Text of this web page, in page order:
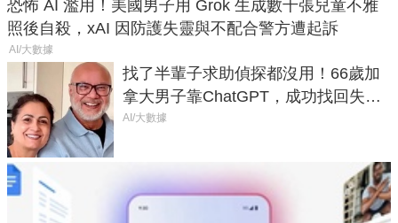
恐怖 AI 濫用！美國男子用 Grok 生成數千張兒童不雅
照後自殺，xAI 因防護失靈與不配合警方遭起訴
AI/大數據
找了半輩子求助偵探都沒用！66歲加
拿大男子靠ChatGPT，成功找回失散
50年家人
AI/大數據